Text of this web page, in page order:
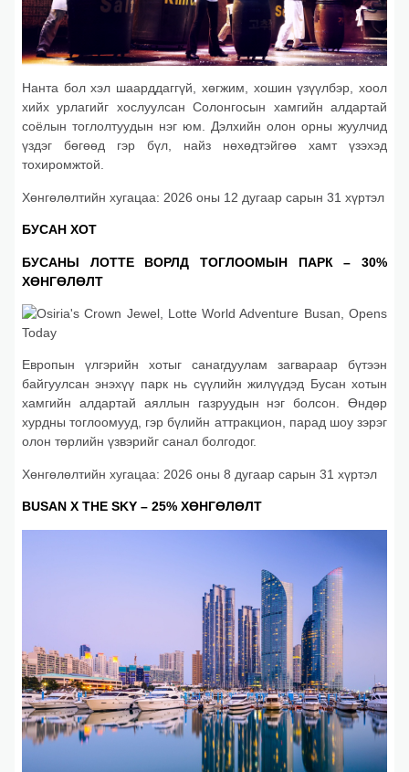
Нанта бол хэл шаарддаггүй, хөгжим, хошин үзүүлбэр, хоол
хийх урлагийг хослуулсан Солонгосын хамгийн алдартай
соёлын тоглолтуудын нэг юм. Дэлхийн олон орны жуулчид
үздэг бөгөөд гэр бүл, найз нөхөдтэйгөө хамт үзэхэд
тохиромжтой.
Хөнгөлөлтийн хугацаа: 2026 оны 12 дугаар сарын 31 хүртэл
БУСАН ХОТ
БУСАНЫ ЛОТТЕ ВОРЛД ТОГЛООМЫН ПАРК – 30%
ХӨНГӨЛӨЛТ
Европын үлгэрийн хотыг санагдуулам загвараар бүтээн
байгуулсан энэхүү парк нь сүүлийн жилүүдэд Бусан хотын
хамгийн алдартай аяллын газруудын нэг болсон. Өндөр
хурдны тоглоомууд, гэр бүлийн аттракцион, парад шоу зэрэг
олон төрлийн үзвэрийг санал болгодог.
Хөнгөлөлтийн хугацаа: 2026 оны 8 дугаар сарын 31 хүртэл
BUSAN X THE SKY – 25% ХӨНГӨЛӨЛТ